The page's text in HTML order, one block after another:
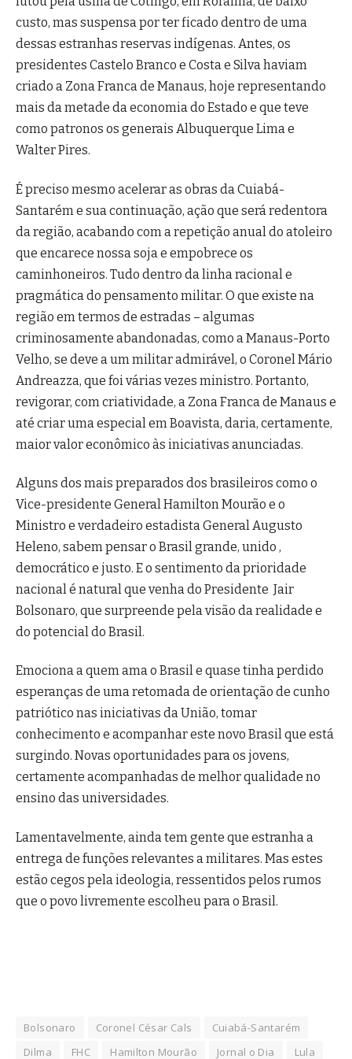
custo, mas suspensa por ter ficado dentro de uma
dessas estranhas reservas indígenas. Antes, os
presidentes Castelo Branco e Costa e Silva haviam
criado a Zona Franca de Manaus, hoje representando
mais da metade da economia do Estado e que teve
como patronos os generais Albuquerque Lima e
Walter Pires.
É preciso mesmo acelerar as obras da Cuiabá-
Santarém e sua continuação, ação que será redentora
da região, acabando com a repetição anual do atoleiro
que encarece nossa soja e empobrece os
caminhoneiros. Tudo dentro da linha racional e
pragmática do pensamento militar. O que existe na
região em termos de estradas – algumas
criminosamente abandonadas, como a Manaus-Porto
Velho, se deve a um militar admirável, o Coronel Mário
Andreazza, que foi várias vezes ministro. Portanto,
revigorar, com criatividade, a Zona Franca de Manaus e
até criar uma especial em Boavista, daria, certamente,
maior valor econômico às iniciativas anunciadas.
Alguns dos mais preparados dos brasileiros como o
Vice-presidente General Hamilton Mourão e o
Ministro e verdadeiro estadista General Augusto
Heleno, sabem pensar o Brasil grande, unido ,
democrático e justo. E o sentimento da prioridade
nacional é natural que venha do Presidente Jair
Bolsonaro, que surpreende pela visão da realidade e
do potencial do Brasil.
Emociona a quem ama o Brasil e quase tinha perdido
esperanças de uma retomada de orientação de cunho
patriótico nas iniciativas da União, tomar
conhecimento e acompanhar este novo Brasil que está
surgindo. Novas oportunidades para os jovens,
certamente acompanhadas de melhor qualidade no
ensino das universidades.
Lamentavelmente, ainda tem gente que estranha a
entrega de funções relevantes a militares. Mas estes
estão cegos pela ideologia, ressentidos pelos rumos
que o povo livremente escolheu para o Brasil.
Bolsonaro Coronel César Cals
Cuiabá-Santarém
Dilma
FHC Hamilton Mourão Jornal o Dia
Lula